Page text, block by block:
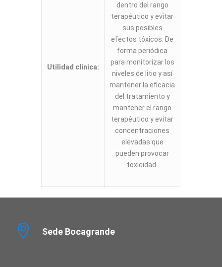
Utilidad clinica:
dentro del rango
terapéutico y evitar
sus posibles
efectos tóxicos. De
forma periódica
para monitorizar los
niveles de litio y así
mantener la eficacia
del tratamiento y
mantener el rango
terapéutico y evitar
concentraciones
elevadas que
pueden provocar
toxicidad.
Sede Bocagrande